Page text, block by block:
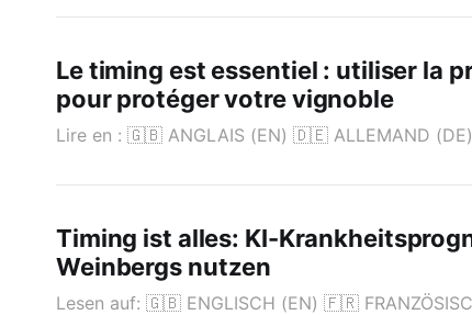
Le timing est essentiel : utiliser la
pour protéger votre vignoble
Lire en : 🇬🇧 ANGLAIS (EN) 🇩🇪 ALLEMAND
Timing ist alles: KI-
Weinbergs nutzen
Lesen auf: 🇬🇧 ENGLISCH (EN) 🇫🇷